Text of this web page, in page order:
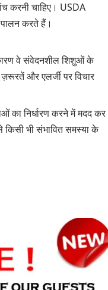
करनी चाहिए। USDA
पालन करते हैं।
वे संवेदनशील शिशुओं के
और एलर्जी पर विचार
का निर्धारण करने में मदद कर
भी संभावित समस्या के